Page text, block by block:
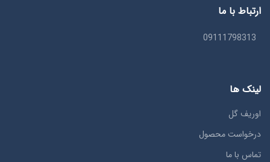
ارتباط با ما
09111798313
لینک ها
اوریف گل
درخواست محصول
تماس با ما